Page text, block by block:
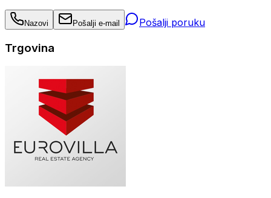
Nazovi Pošalji e-mail Pošalji poruku
Trgovina